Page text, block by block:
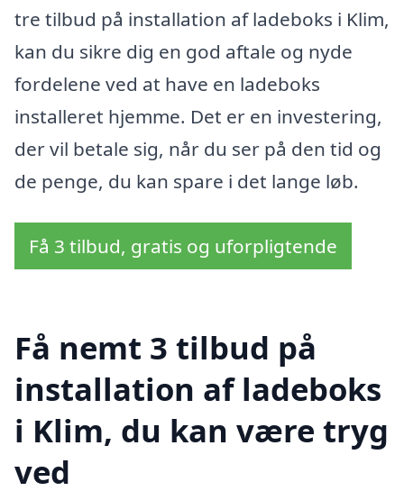
tre tilbud på installation af ladeboks i Klim,
kan du sikre dig en god aftale og nyde
fordelene ved at have en ladeboks
installeret hjemme. Det er en investering,
der vil betale sig, når du ser på den tid og
de penge, du kan spare i det lange løb.
Få 3 tilbud, gratis og uforpligtende
Få nemt 3 tilbud på
installation af ladeboks
i Klim, du kan være tryg
ved